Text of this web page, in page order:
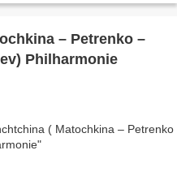
– Petrenko –
Philharmonie